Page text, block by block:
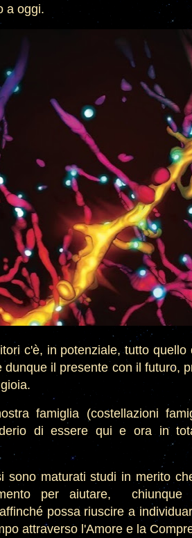
a oggi.
c'è, in potenziale, tutto quello
il presente con il futuro,
famiglia (costellazioni
di essere qui e ora in
sono maturati studi in merito
per aiutare,
possa riuscire a
attraverso l'Amore e la